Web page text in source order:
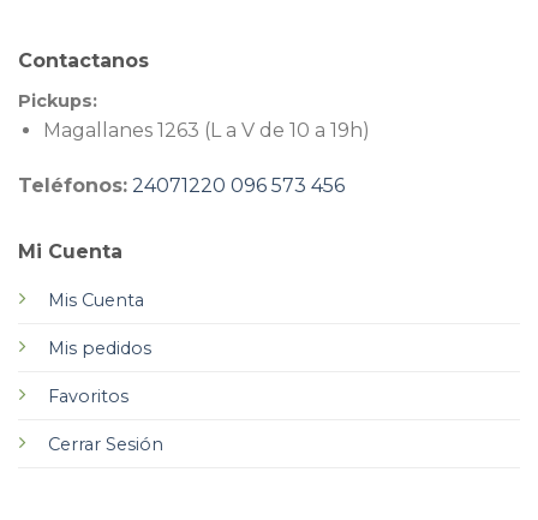
Mi Cuenta
Mis Cuenta
Mis pedidos
Favoritos
Cerrar Sesión
Contactanos
Pickups:
Magallanes 1263 (L a V de 10 a 19h)
Teléfonos: 24071220 096 573 456